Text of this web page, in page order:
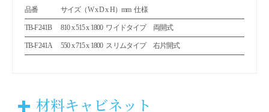
品番 サイズ（W x D x H）mm 仕様
TB-F241B 810 x 515 x 1800 ワイドタイプ 両開式
TB-F241A 550 x 715 x 1800 スリムタイプ 右片開式
材料キャビネット